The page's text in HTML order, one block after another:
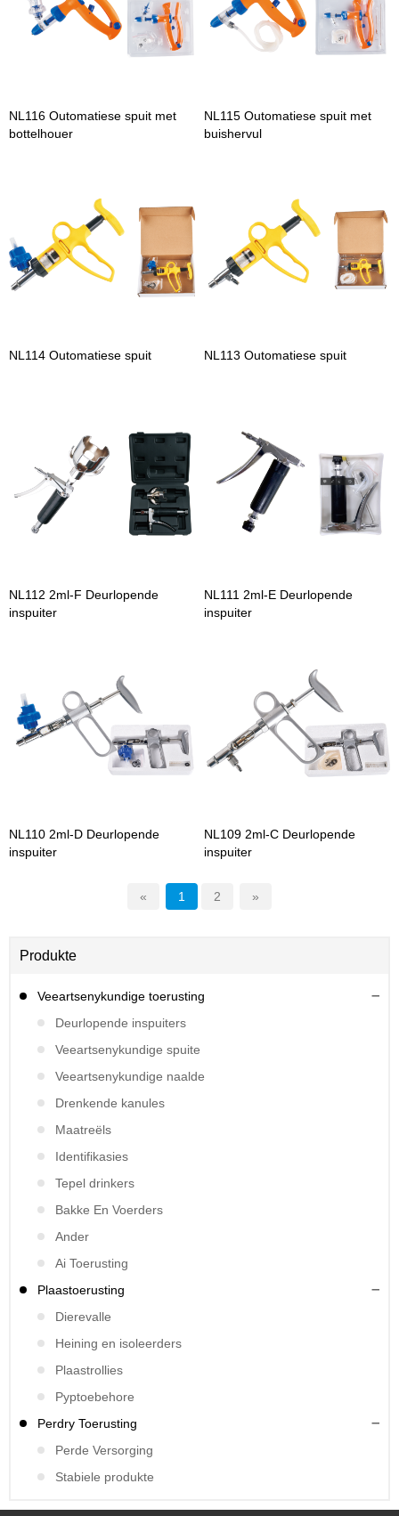
NL116 Outomatiese spuit met
bottelhouer
NL115 Outomatiese spuit met
buishervul
NL114 Outomatiese spuit NL113 Outomatiese spuit
NL112 2ml-F Deurlopende
inspuiter
NL111 2ml-E Deurlopende
inspuiter
NL110 2ml-D Deurlopende
inspuiter
NL109 2ml-C Deurlopende
inspuiter
« 1 2 »
Produkte
Veeartsenykundige toerusting
Deurlopende inspuiters
Veeartsenykundige spuite
Veeartsenykundige naalde
Drenkende kanules
Maatreëls
Identifikasies
Tepel drinkers
Bakke En Voerders
Ander
Ai Toerusting
Plaastoerusting
Dierevalle
Heining en isoleerders
Plaastrollies
Pyptoebehore
Perdry Toerusting
Perde Versorging
Stabiele produkte